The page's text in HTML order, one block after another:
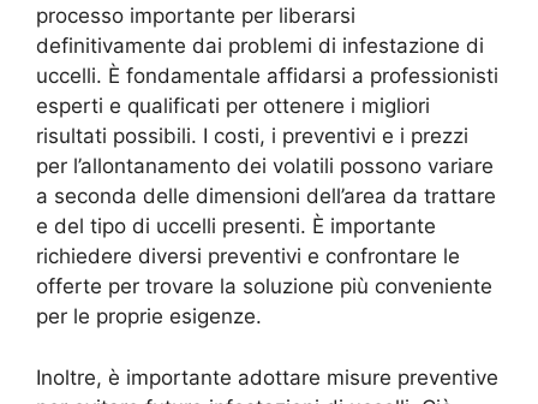
processo importante per liberarsi
definitivamente dai problemi di infestazione di
uccelli. È fondamentale affidarsi a professionisti
esperti e qualificati per ottenere i migliori
risultati possibili. I costi, i preventivi e i prezzi
per l’allontanamento dei volatili possono variare
a seconda delle dimensioni dell’area da trattare
e del tipo di uccelli presenti. È importante
richiedere diversi preventivi e confrontare le
offerte per trovare la soluzione più conveniente
per le proprie esigenze.
Inoltre, è importante adottare misure preventive